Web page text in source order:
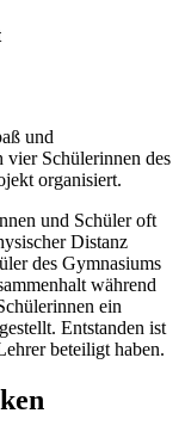
und
vier Schülerinnen des
organisiert.
und Schüler oft
Distanz
des Gymnasiums
während
ein
Entstanden ist
beteiligt haben.